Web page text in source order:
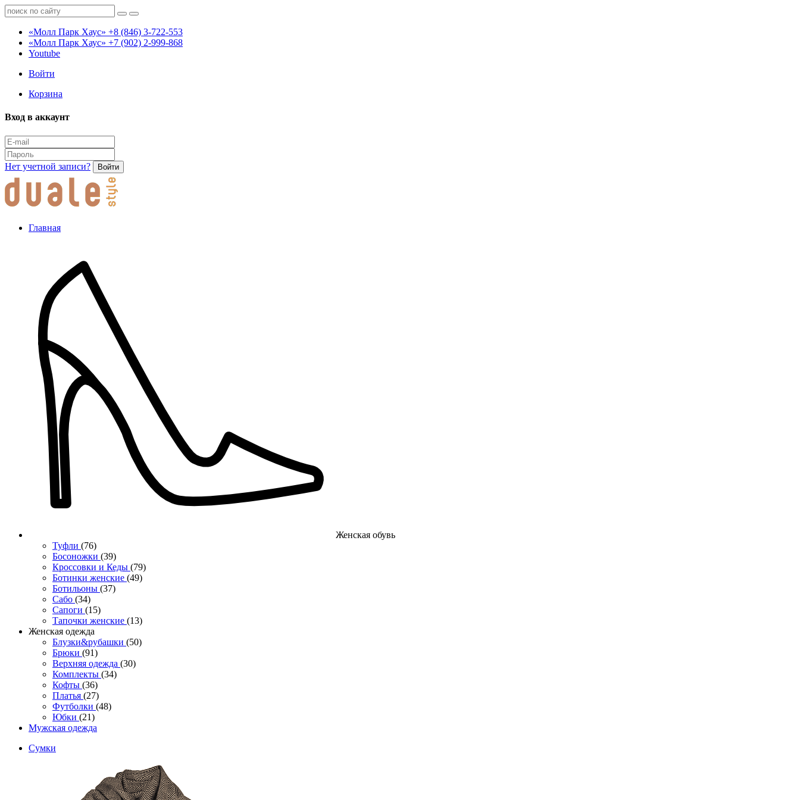
«Молл Парк Хаус» +8 (846) 3-722-553
«Молл Парк Хаус» +7 (902) 2-999-868
Youtube
Войти
Корзина
Вход в аккаунт
Нет учетной записи? Войти
Главная
Женcкая обувь
Туфли (76)
Босоножки (39)
Кроссовки и Кеды (79)
Ботинки женские (49)
Ботильоны (37)
Сабо (34)
Сапоги (15)
Тапочки женские (13)
Женская одежда
Блузки&рубашки (50)
Брюки (91)
Верхняя одежда (30)
Комплекты (34)
Кофты (36)
Платья (27)
Футболки (48)
Юбки (21)
Мужская одежда
Сумки